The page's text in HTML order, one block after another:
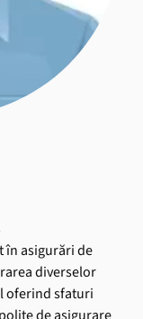
în asigurări de
diverselor
oferind sfaturi